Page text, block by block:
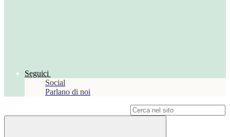
Seguici
Social
Parlano di noi